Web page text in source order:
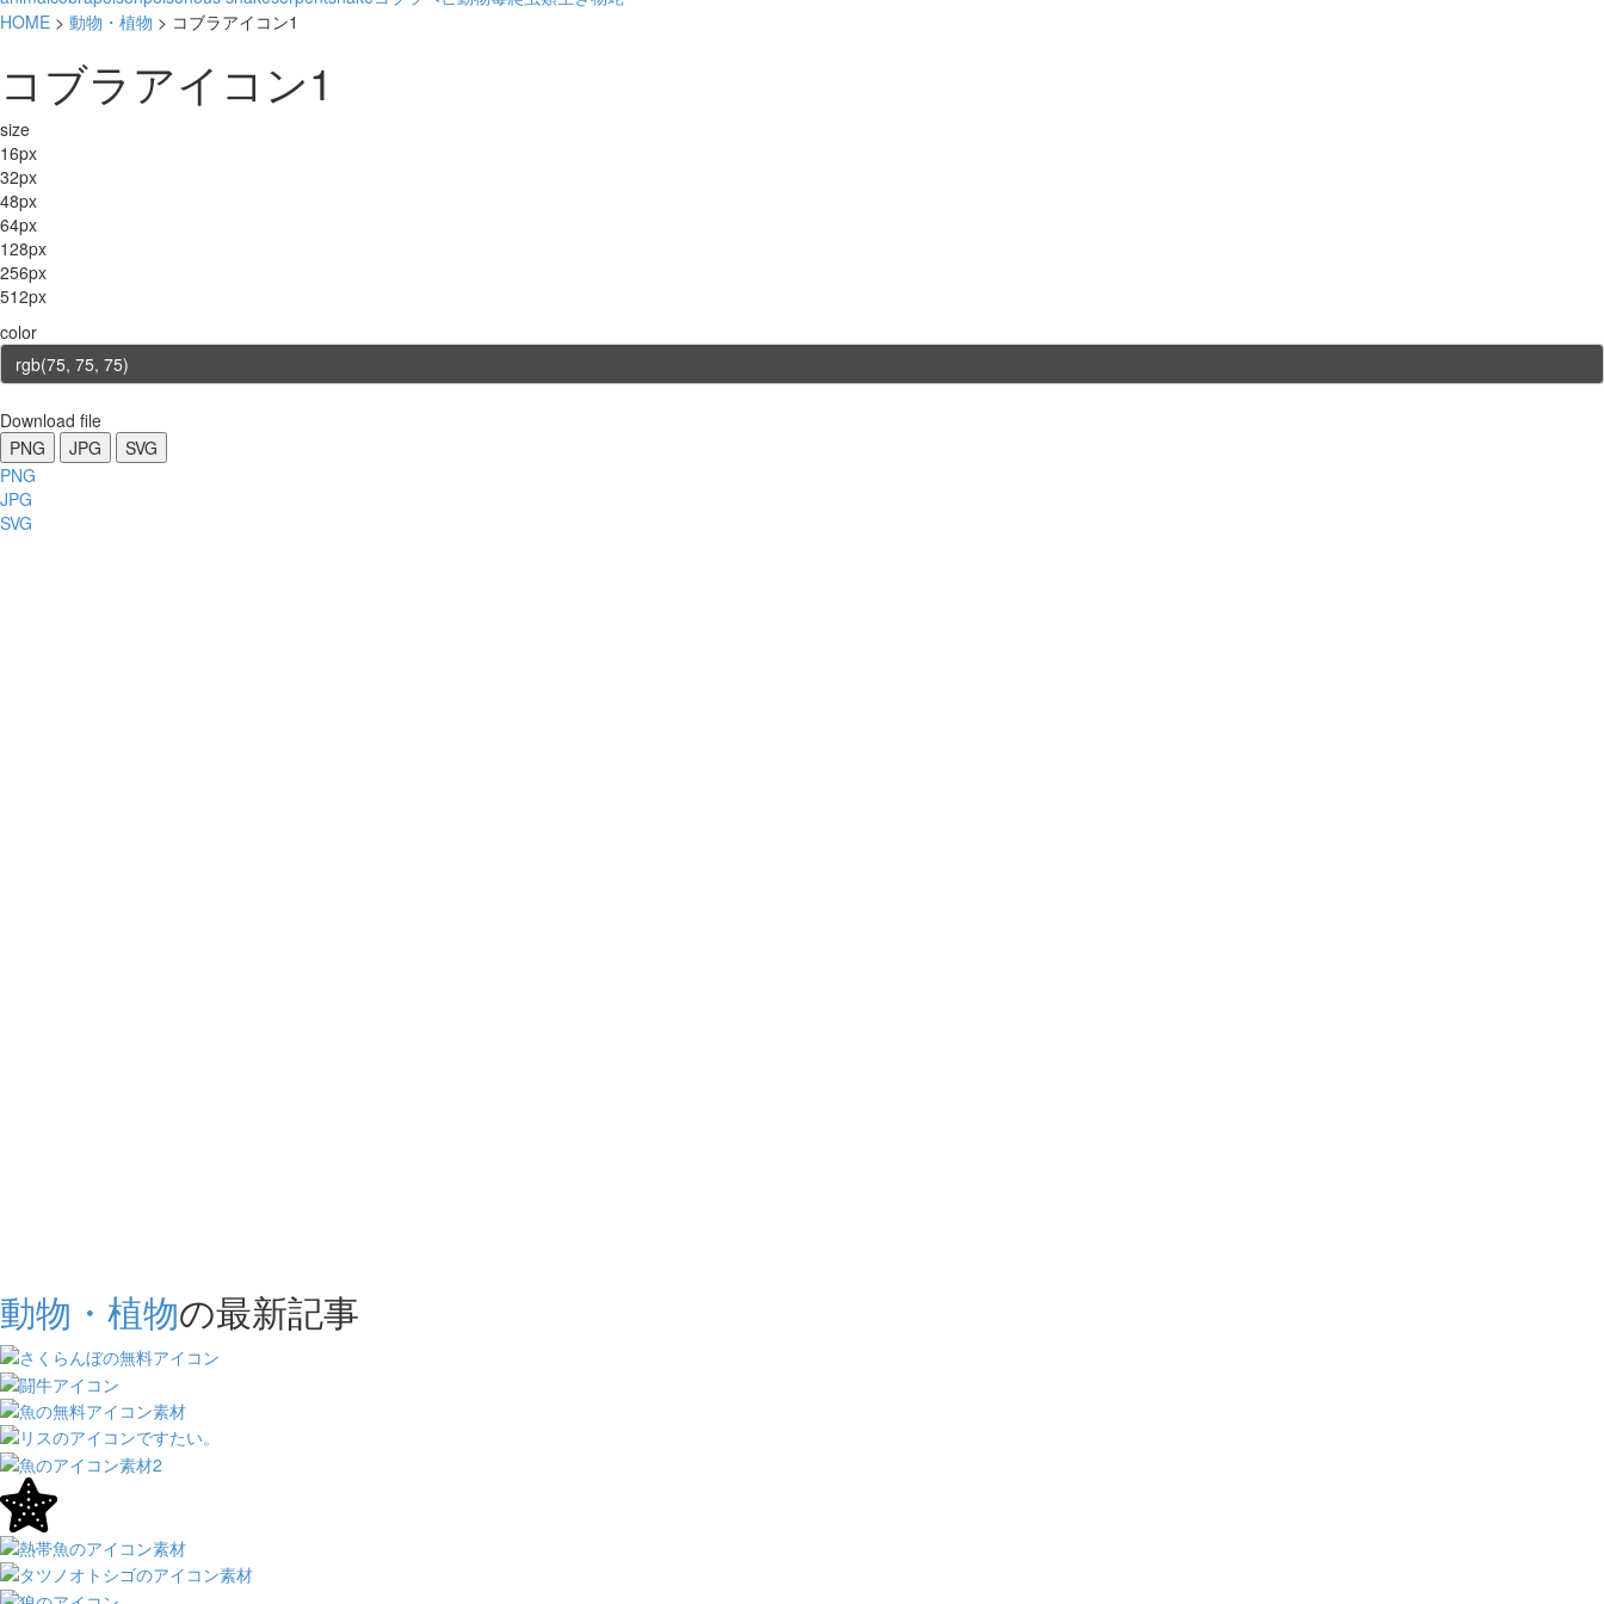
HOME > 動物・植物 > コブラアイコン1
コブラアイコン1
size
16px
32px
48px
64px
128px
256px
512px
color
Download file
PNG
JPG
SVG
PNG
JPG
SVG
動物・植物の最新記事